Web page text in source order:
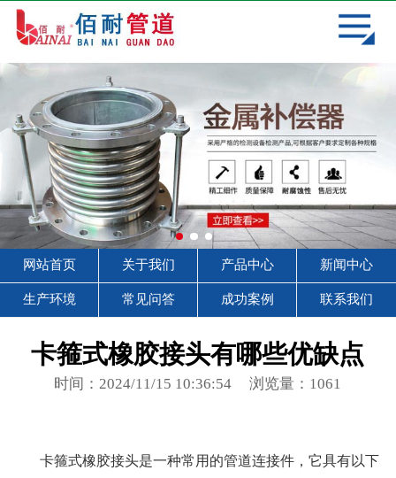
关于我们
产品中心
新闻中心
常见问答
生产环境
成功案例
联系我们
网站首页 关于我们 产品中心 新闻中心
生产环境 常见问答 成功案例 联系我们
卡箍式橡胶接头有哪些优缺点
时间：2024/11/15 10:36:54 浏览量：1061
卡箍式橡胶接头是一种常用的管道连接件，它具有以下